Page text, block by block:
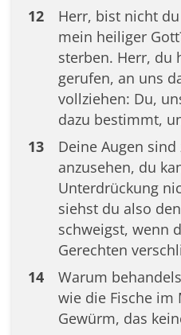
12
Herr, bist nicht
mein heiliger
sterben. Herr, du
gerufen, an uns
vollziehen: Du,
dazu bestimmt,
13
Deine Augen
anzusehen, du
Unterdrückung
siehst du also
schweigst, wenn
Gerechten
14
Warum
wie die Fische im
Gewürm, das